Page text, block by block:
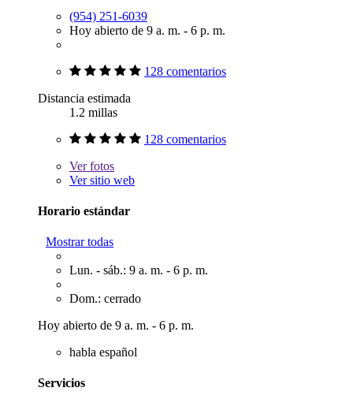
(954) 251-6039
Hoy abierto de 9 a. m. - 6 p. m.
128 comentarios
Distancia estimada
1.2 millas
128 comentarios
Verfotos
Ver sitio web
Horario estándar
Mostrar todas
Lun. - sáb.: 9 a. m. - 6 p. m.
Dom.: cerrado
Hoy abierto de 9 a. m. - 6 p. m.
habla español
Servicios